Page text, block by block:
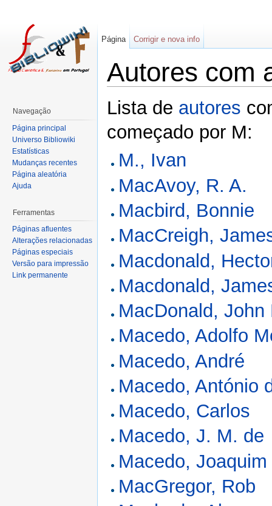
Autores com
Lista de autores
começado por M:
M., Ivan
MacAvoy, R. A.
Macbird, Bonnie
MacCreigh,
Macdonald,
Macdonald,
MacDonald, John
Macedo, Adolfo
Macedo, André
Macedo, António
Macedo, Carlos
Macedo, J. M. de
Macedo,
MacGregor, Rob
Página Corrigir e nova info
Navegação
Página principal
Universo Bibliowiki
Estatísticas
Mudanças recentes
Página aleatória
Ajuda
Ferramentas
Páginas afluentes
Alterações relacionadas
Páginas especiais
Versão para impressão
Link permanente